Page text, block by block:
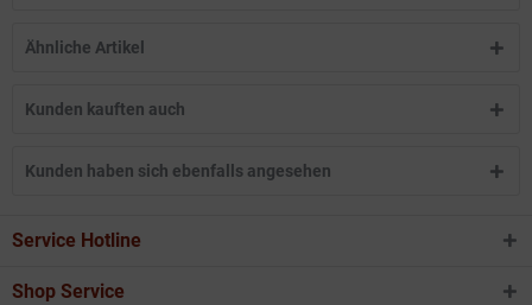
Ähnliche Artikel
Kunden kauften auch
Kunden haben sich ebenfalls angesehen
Service Hotline
Shop Service